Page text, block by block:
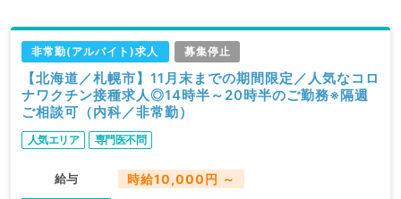
非常勤(アルバイト)求人 募集停止
【北海道／札幌市】11月末までの期間限定／人気なコロ
ナワクチン接種求人◎14時半～20時半のご勤務※隔週
ご相談可（内科／非常勤）
人気エリア 専門医不問
給与 時給10,000円 ～